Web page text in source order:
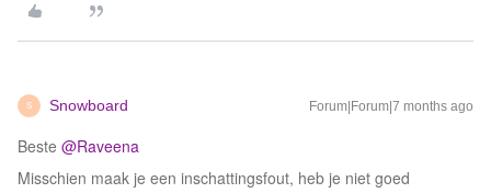
S Snowboard Forum|Forum|7 months ago
Beste ​ @Raveena
Misschien maak je een inschattingsfout, heb je niet goed